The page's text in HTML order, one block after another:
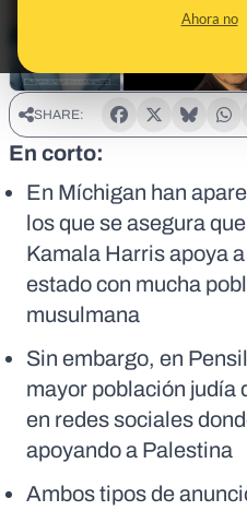
Ahora no
SHARE:
En corto:
En Míchigan han
los que se asegura
Kamala Harris apoya
estado con mucha
musulmana
Sin embargo, en
mayor población judía
en redes sociales
apoyando a Palestina
Ambos tipos de